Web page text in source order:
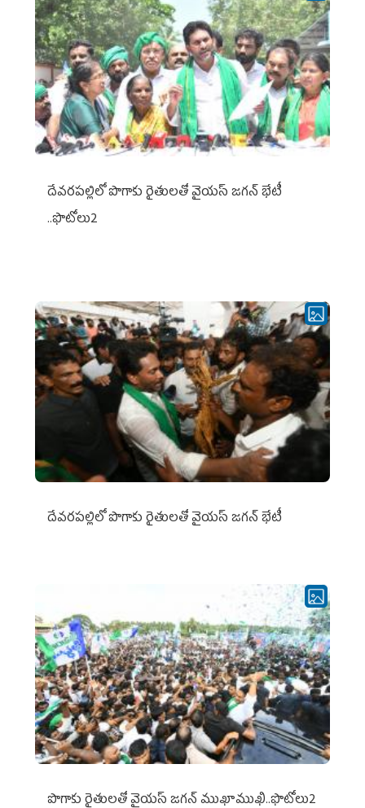
దేవరపల్లిలో పొగాకు రైతులతో వైయస్ జగన్ భేటీ
..ఫొటోలు2
దేవరపల్లిలో పొగాకు రైతులతో వైయస్ జగన్ భేటీ
పొగాకు రైతుల‌తో వైయ‌స్ జ‌గ‌న్ ముఖాముఖి..ఫొటోలు2